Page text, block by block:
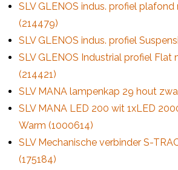
SLV GLENOS indus. profiel
(214479)
SLV GLENOS indus. profiel
SLV GLENOS Industrial profiel Flat
(214421)
SLV MANA lampenkap 29 hout
SLV MANA LED 200 wit 1xLED
Warm (1000614)
SLV Mechanische verbinder S-
(175184)